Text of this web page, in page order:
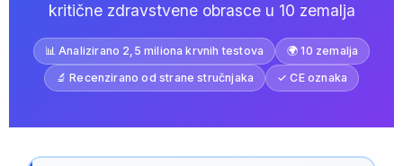
kritične zdravstvene obrasce u 10 zemalja
📊 Analizirano 2,5 miliona krvnih testova
🌍 10 zemalja
🔬 Recenzirano od strane stručnjaka
✓ CE oznaka